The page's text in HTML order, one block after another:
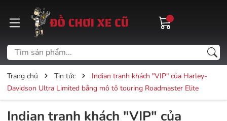
Trang chủ Tin tức
Indian tranh khách "VIP" của Harley-
Davidson Ultra Limited bằng mô tô touring Roadmaster Elite
Indian tranh khách "VIP" của